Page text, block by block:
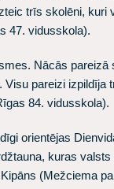
trīs skolēni, kuri
47. vidusskola).
Nācās
pareizi izpildīja
84. vidusskola).
orientējas
kuras
(Mežciema